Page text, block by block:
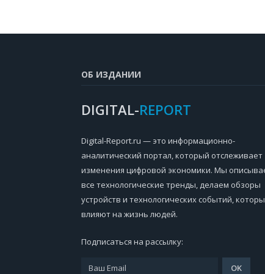
ОБ ИЗДАНИИ
DIGITAL-REPORT
Digital-Report.ru — это информационно-
аналитический портал, который отслеживает
изменения цифровой экономики. Мы
все технологические тренды, делаем обзоры
устройств и технологических событий,
влияют на жизнь людей.
Подписаться на рассылку: